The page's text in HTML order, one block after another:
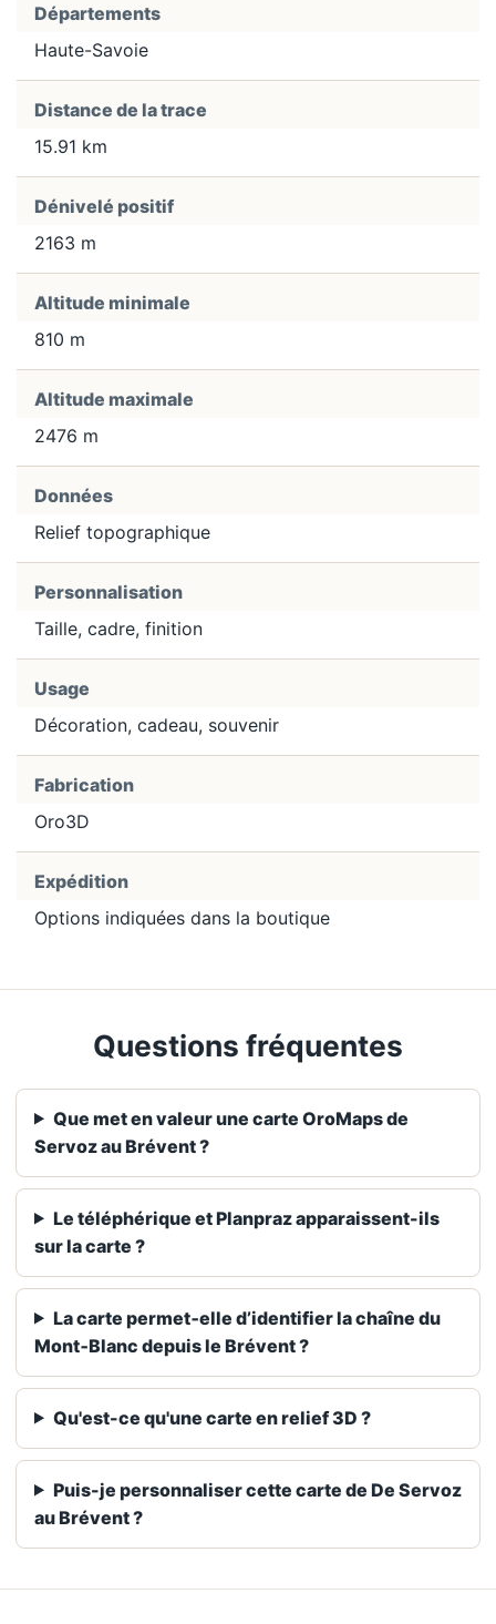
Départements
Haute-Savoie
Distance de la trace
15.91 km
Dénivelé positif
2163 m
Altitude minimale
810 m
Altitude maximale
2476 m
Données
Relief topographique
Personnalisation
Taille, cadre, finition
Usage
Décoration, cadeau, souvenir
Fabrication
Oro3D
Expédition
Options indiquées dans la boutique
Questions fréquentes
Que met en valeur une carte OroMaps de
Servoz au Brévent ?
Le téléphérique et Planpraz apparaissent-ils
sur la carte ?
La carte permet‑elle d’identifier la chaîne du
Mont‑Blanc depuis le Brévent ?
Qu'est-ce qu'une carte en relief 3D ?
Puis-je personnaliser cette carte de De Servoz
au Brévent ?